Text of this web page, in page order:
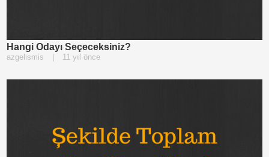
Hangi Odayı Seçeceksiniz?
azgelismis | 11 yıl önce